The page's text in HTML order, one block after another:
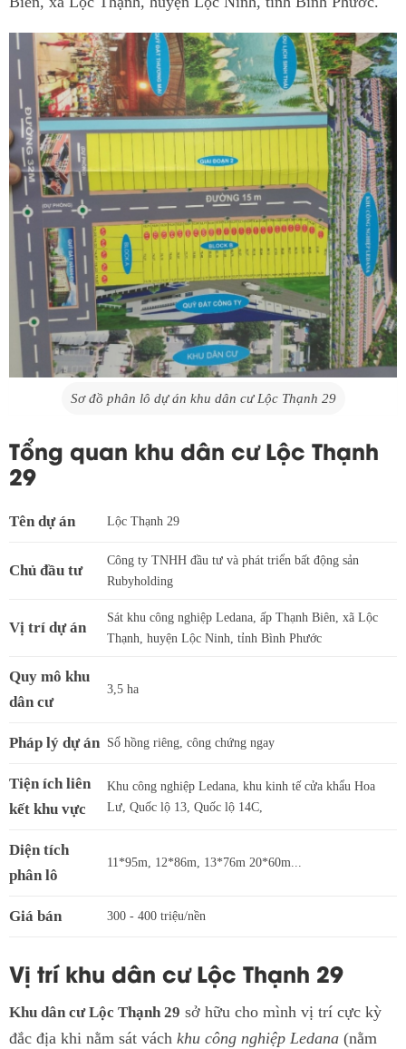
Sơ đồ phân lô dự án khu dân cư Lộc Thạnh 29
Tổng quan khu dân cư Lộc Thạnh
29
Tên dự án Lộc Thạnh 29
Chủ đầu tư
Công ty TNHH đầu tư và phát triển bất động sản
Rubyholding
Vị trí dự án
Sát khu công nghiệp Ledana, ấp Thạnh Biên, xã Lộc
Thạnh, huyện Lộc Ninh, tỉnh Bình Phước
Quy mô khu
dân cư
3,5 ha
Pháp lý dự án Sổ hồng riêng, công chứng ngay
Tiện ích liên
kết khu vực
Khu công nghiệp Ledana, khu kinh tế cửa khẩu Hoa
Lư, Quốc lộ 13, Quốc lộ 14C,
Diện tích
phân lô
11*95m, 12*86m, 13*76m 20*60m...
Giá bán 300 - 400 triệu/nền
Vị trí khu dân cư Lộc Thạnh 29
Khu dân cư Lộc Thạnh 29 sở hữu cho mình vị trí cực kỳ
đắc địa khi nằm sát vách khu công nghiệp Ledana (nằm